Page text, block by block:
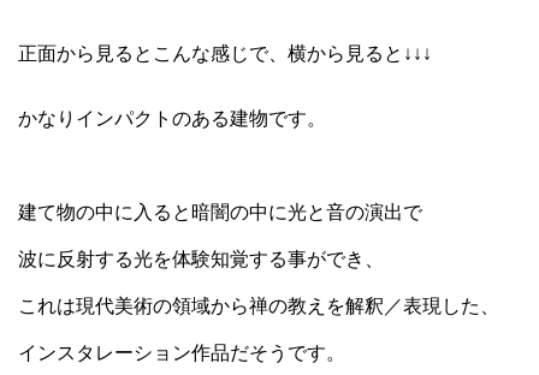
正面から見るとこんな感じで、横から見ると↓↓↓
かなりインパクトのある建物です。
建て物の中に入ると暗闇の中に光と音の演出で
波に反射する光を体験知覚する事ができ、
これは現代美術の領域から禅の教えを解釈／表現した、
インスタレーション作品だそうです。